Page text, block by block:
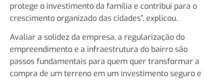
protege o investimento da família e contribui para o
crescimento organizado das cidades”, explicou.
Avaliar a solidez da empresa, a regularização do
empreendimento e a infraestrutura do bairro são
passos fundamentais para quem quer transformar a
compra de um terreno em um investimento seguro e